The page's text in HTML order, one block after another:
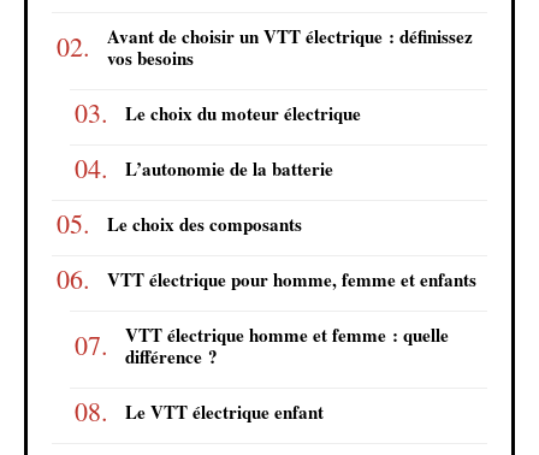
Avant de choisir un VTT électrique : définissez
vos besoins
Le choix du moteur électrique
L’autonomie de la batterie
Le choix des composants
VTT électrique pour homme, femme et enfants
VTT électrique homme et femme : quelle
différence ?
Le VTT électrique enfant